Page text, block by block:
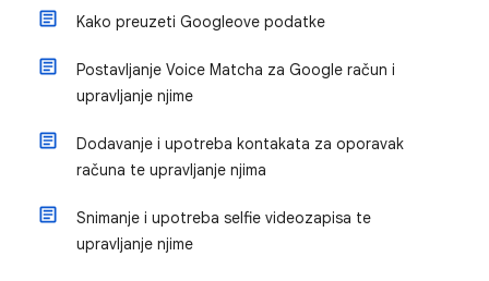
Kako preuzeti Googleove podatke
Postavljanje Voice Matcha za Google račun i
upravljanje njime
Dodavanje i upotreba kontakata za oporavak
računa te upravljanje njima
Snimanje i upotreba selfie videozapisa te
upravljanje njime